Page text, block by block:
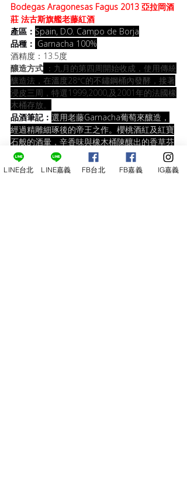
Bodegas Aragonesas Fagus 2013 亞拉岡酒
莊 法古斯旗艦老藤紅酒
產區： Spain, D.O. Campo de Borja
品種： Garnacha 100%
酒精度：13.5度
釀造方式 ：九月的第四周開始收成，使用傳統
釀造法，在溫度28℃的不鏽鋼桶內發酵，接著
浸皮三周，特選1999,2000,及2001年的法國橡
木桶存放。
品酒筆記： 選用老藤Garnacha葡萄來釀造，
經過精雕細琢後的帝王之作。櫻桃酒紅及紅寶
石般的酒暈，辛香味與橡木桶陳釀出的香草芬
芳，柔順的單寧與豐富的果香譜出和諧的口
感。
LINE台北 LINE嘉義 FB台北 FB嘉義 IG嘉義